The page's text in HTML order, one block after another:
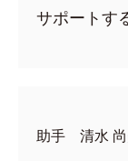
サポートす
助手 清水